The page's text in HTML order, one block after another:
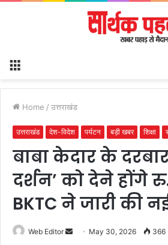
Home / उत्तराखंड
उत्तराखंड देश-विदेश पर्यटन बड़ी खबर शिक्षा
बाबा केदार के
दर्शन’ को देने होंगे रु.
BKTC ने जारी की
Web Editor
Send May 30, 2026 366